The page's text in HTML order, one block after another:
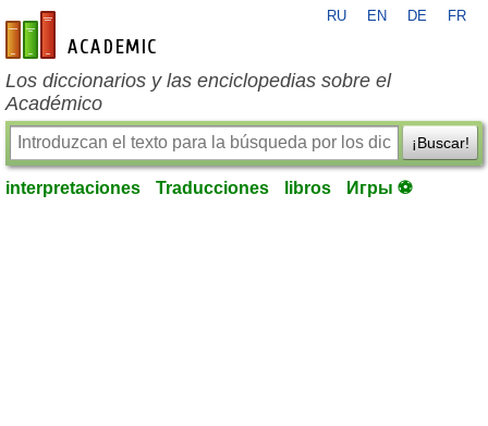
es-academic.com
RU EN DE FR
Los diccionarios y las enciclopedias sobre el
Académico
¡Buscar!
interpretaciones Traducciones libros Игры ⚽